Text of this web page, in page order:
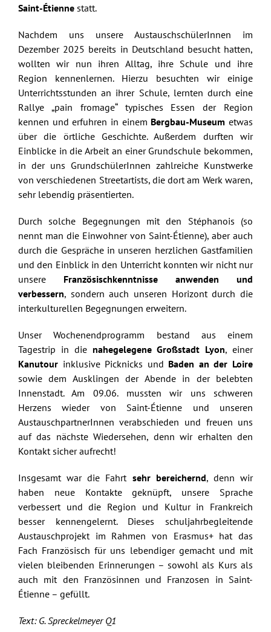
Saint-Étiennestatt.
Nachdem uns unsere AustauschschülerInnen im
Dezember 2025 bereits in Deutschland besucht hatten,
wollten wir nun ihren Alltag, ihre Schule und ihre
Region kennenlernen. Hierzu besuchten wir einige
Unterrichtsstunden an ihrer Schule, lernten durch eine
Rallye „pain fromage“ typisches Essen der Region
kennen und erfuhren in einem Bergbau-Museum etwas
über die örtliche Geschichte. Außerdem durften wir
Einblicke in die Arbeit an einer Grundschule bekommen,
in der uns GrundschülerInnen zahlreiche Kunstwerke
von verschiedenen Streetartists, die dort am Werk waren,
sehr lebendig präsentierten.
Durch solche Begegnungen mit den Stéphanois (so
nennt man die Einwohner von Saint-Étienne), aber auch
durch die Gespräche in unseren herzlichen Gastfamilien
und den Einblick in den Unterricht konnten wir nicht nur
unsere Französischkenntnisse anwenden und
verbessern, sondern auch unseren Horizont durch die
interkulturellen Begegnungen erweitern.
Unser Wochenendprogramm bestand aus einem
Tagestrip in die nahegelegene Großstadt Lyon, einer
Kanutourinklusive Picknicks und Baden an der Loire
sowie dem Ausklingen der Abende in der belebten
Innenstadt. Am 09.06. mussten wir uns schweren
Herzens wieder von Saint-Étienne und unseren
AustauschpartnerInnen verabschieden und freuen uns
auf das nächste Wiedersehen, denn wir erhalten den
Kontakt sicher aufrecht!
Insgesamt war die Fahrt sehr bereichernd, denn wir
haben neue Kontakte geknüpft, unsere Sprache
verbessert und die Region und Kultur in Frankreich
besser kennengelernt. Dieses schuljahrbegleitende
Austauschprojekt im Rahmen von Erasmus+ hat das
Fach Französisch für uns lebendiger gemacht und mit
vielen bleibenden Erinnerungen – sowohl als Kurs als
auch mit den Französinnen und Franzosen in Saint-
Étienne – gefüllt.
Text: G. Spreckelmeyer Q1